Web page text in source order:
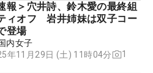
報＞穴井詩、鈴木愛の最終組
ィオフ 岩井姉妹は双子コー
登場
内女子
年11月29日 (土) 11時04分
1